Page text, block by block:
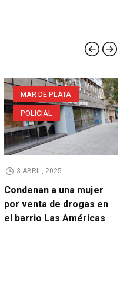
MAR DE PLATA
POLICIAL
3 ABRIL, 2025
Condenan a una mujer
por venta de drogas en
el barrio Las Américas